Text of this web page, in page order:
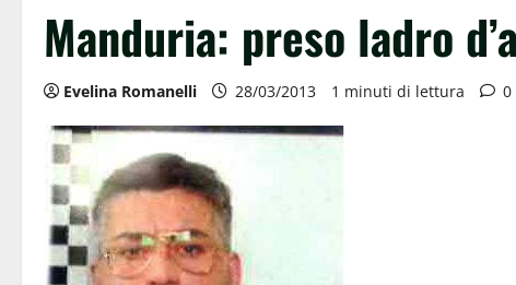
Manduria: preso ladro
Evelina Romanelli 28/03/2013 1 minuti di lettura 0